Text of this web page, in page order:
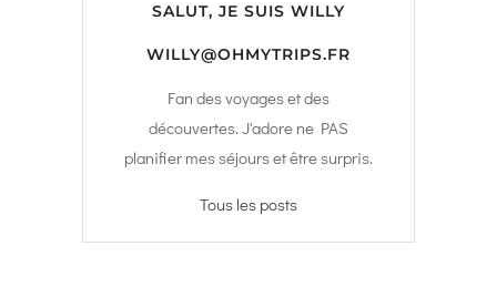
SALUT, JE SUIS WILLY
WILLY@OHMYTRIPS.FR
Fan des voyages et des
découvertes. J'adore ne PAS
planifier mes séjours et être surpris.
Tous les posts